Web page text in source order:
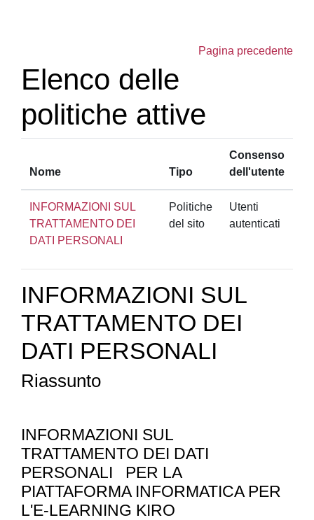
Pagina precedente
Elenco delle
politiche attive
Nome Tipo
Consenso
dell'utente
INFORMAZIONI SUL
TRATTAMENTO DEI
DATI PERSONALI
Politiche
del sito
Utenti
autenticati
INFORMAZIONI SUL
TRATTAMENTO DEI
DATI PERSONALI
Riassunto
INFORMAZIONI SUL
TRATTAMENTO DEI DATI
PERSONALI
PER LA
PIATTAFORMA INFORMATICA PER
L'E-LEARNING KIRO